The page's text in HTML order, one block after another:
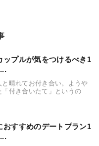
ップルが気をつけるべき1
晴れてお付き合い。ようや
「付き合いたて」というの
おすすめのデートプラン1